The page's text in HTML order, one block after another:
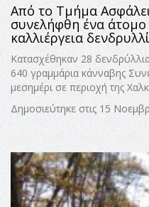
Από το Τμήμα
συνελήφθη ένα άτομο
καλλιέργεια
Κατασχέθηκαν 28
640 γραμμάρια κάνναβης
μεσημέρι σε περιοχή της
Δημοσιεύτηκε στις 15